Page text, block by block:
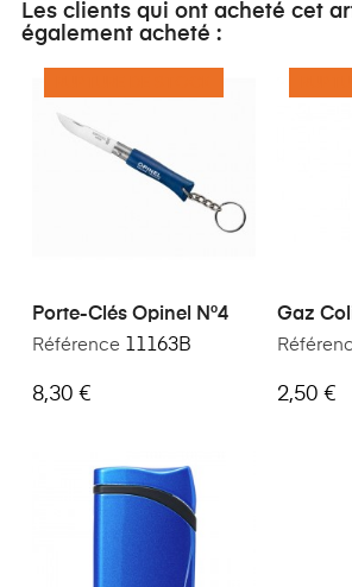
Les clients qui ont acheté cet
également acheté :
Porte-Clés Opinel N°4
Référence 11163B
8,30 €
Gaz
2,50 €